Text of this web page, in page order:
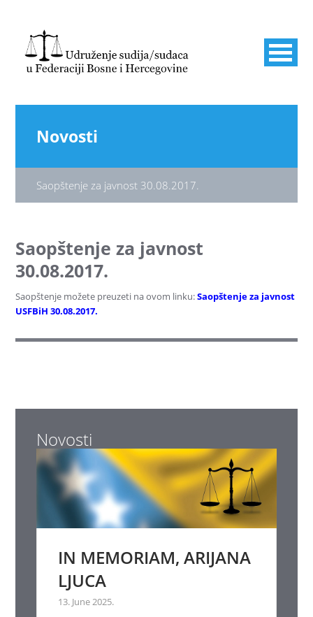
Novosti
Saopštenje za javnost 30.08.2017.
Saopštenje za javnost
30.08.2017.
Saopštenje možete preuzeti na ovom linku:Saopštenje za javnost
USFBiH 30.08.2017.
Novosti
IN MEMORIAM, ARIJANA
LJUCA
13. June 2025.